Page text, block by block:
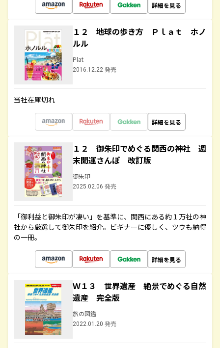
詳細を見る
１２ 地球の歩き方 Ｐｌａｔ ホノ
ルル
Plat
2016.12.22 発売
当社在庫切れ
詳細を見る
１２ 御朱印でめぐる関西の神社 週
末開運さんぽ 改訂版
御朱印
2025.02.06 発売
「御利益と御朱印が凄い」を基準に、関西にある約１万社の神
社から厳選して御朱印を紹介。ビギナーに優しく、ツウも納得
の一冊。
詳細を見る
Ｗ１３ 世界遺産 絶景でめぐる自然
遺産 完全版
旅の図鑑
2022.01.20 発売